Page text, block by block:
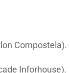
Compostela).
Inforhouse).